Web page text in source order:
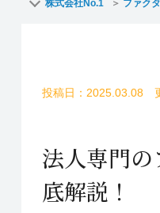
株式会社No.1 ファク
投稿日：2025.03.08
法人専門
底解説！